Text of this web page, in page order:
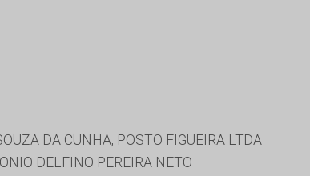
DA CUNHA, POSTO FIGUEIRA LTDA
DELFINO PEREIRA NETO